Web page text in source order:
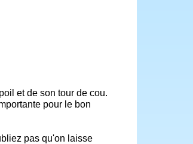
et de son tour de cou.
pour le bon
pas qu'on laisse